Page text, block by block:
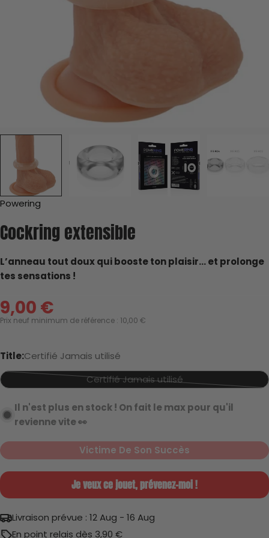
Powering
Cockring extensible
L’anneau tout doux qui booste ton plaisir… et prolonge
tes sensations !
Prix
vente
9,00 €
Prix neuf minimum de référence : 10,00 €
Title:Certifié Jamais utilisé
Certifié Jamais utilisé
Variante
ou
L'état du jouet
Le Prix Minimum Neuf de Référence du modèle
1. L'État du jouet
Jamais utilisé
Très bon état
Gueule cassée
Il n'est plus en stock ! On fait le max pour qu'il
revienne vite 👀
Victime De Son Succès
Je veux ce jouet, prévenez-moi !
Livraison prévue : 12 Aug - 16 Aug
En point relais dès 3,90 €